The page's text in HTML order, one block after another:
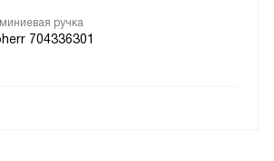
ручка
704336301